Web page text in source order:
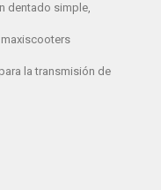
dentado simple,
la transmisión de